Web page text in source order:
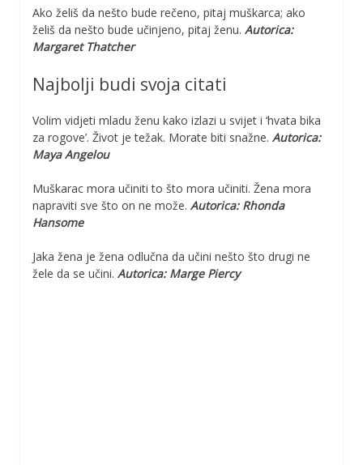
Ako želiš da nešto bude rečeno, pitaj muškarca; ako
želiš da nešto bude učinjeno, pitaj ženu. Autorica:
Margaret Thatcher
Najbolji budi svoja citati
Volim vidjeti mladu ženu kako izlazi u svijet i ‘hvata bika
za rogove’. Život je težak. Morate biti snažne. Autorica:
Maya Angelou
Muškarac mora učiniti to što mora učiniti. Žena mora
napraviti sve što on ne može. Autorica: Rhonda
Hansome
Jaka žena je žena odlučna da učini nešto što drugi ne
žele da se učini. Autorica: Marge Piercy